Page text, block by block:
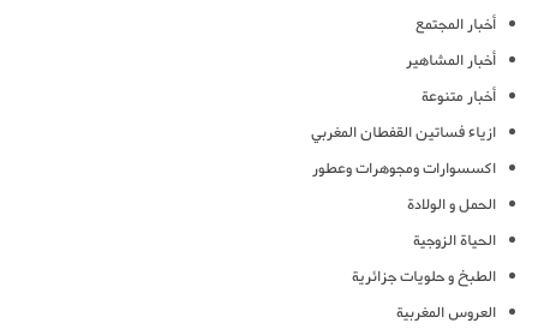
أخبار المجتمع
أخبار المشاهير
أخبار متنوعة
ازياء فساتين القفطان المغربي
اكسسوارات ومجوهرات وعطور
الحمل و الولادة
الحياة الزوجية
الطبخ و حلويات جزائرية
العروس المغربية